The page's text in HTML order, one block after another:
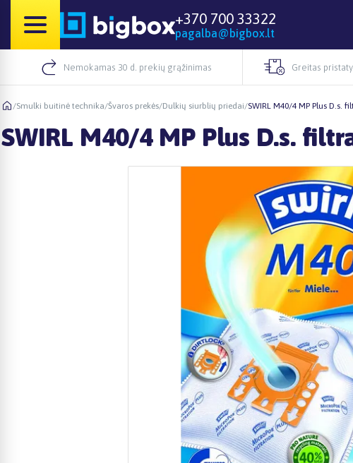
+370 700 33322
pagalba@bigbox.lt
Nemokamas 30 d. prekių grąžinimas Greitas
/Smulki buitinė technika/Švaros prekės/Dulkių siurblių priedai/SWIRL M40/4 MP Plus D.s.
SWIRL M40/4 MP Plus D.s.